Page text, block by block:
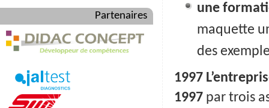
une
maquette
des
1997
1997 par trois
Partenaires